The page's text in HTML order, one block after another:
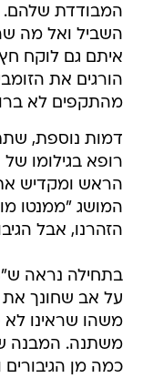
המבודדת
השביל ואל מה
איתם גם לוקח
הורגים את
מהתקפים לא
דמות נוספת,
רופא בגילומו
הראש ומקדיש
המושג "ממנטו
הזהרנו, אבל
על אב שחונך את
משהו שראינו
משתנה. המבנה
כמה מן